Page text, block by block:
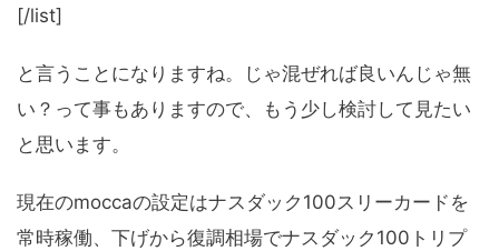
[/list]
と言うことになりますね。じゃ混ぜれば良いんじゃ無
い？って事もありますので、もう少し検討して見たい
と思います。
現在のmoccaの設定はナスダック100スリーカードを
常時稼働、下げから復調相場でナスダック100トリプ